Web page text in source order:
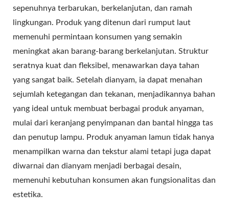
sepenuhnya terbarukan, berkelanjutan, dan ramah
lingkungan. Produk yang ditenun dari rumput laut
memenuhi permintaan konsumen yang semakin
meningkat akan barang-barang berkelanjutan. Struktur
seratnya kuat dan fleksibel, menawarkan daya tahan
yang sangat baik. Setelah dianyam, ia dapat menahan
sejumlah ketegangan dan tekanan, menjadikannya bahan
yang ideal untuk membuat berbagai produk anyaman,
mulai dari keranjang penyimpanan dan bantal hingga tas
dan penutup lampu. Produk anyaman lamun tidak hanya
menampilkan warna dan tekstur alami tetapi juga dapat
diwarnai dan dianyam menjadi berbagai desain,
memenuhi kebutuhan konsumen akan fungsionalitas dan
estetika.